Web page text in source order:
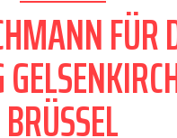
FÜR
BRÜSSEL